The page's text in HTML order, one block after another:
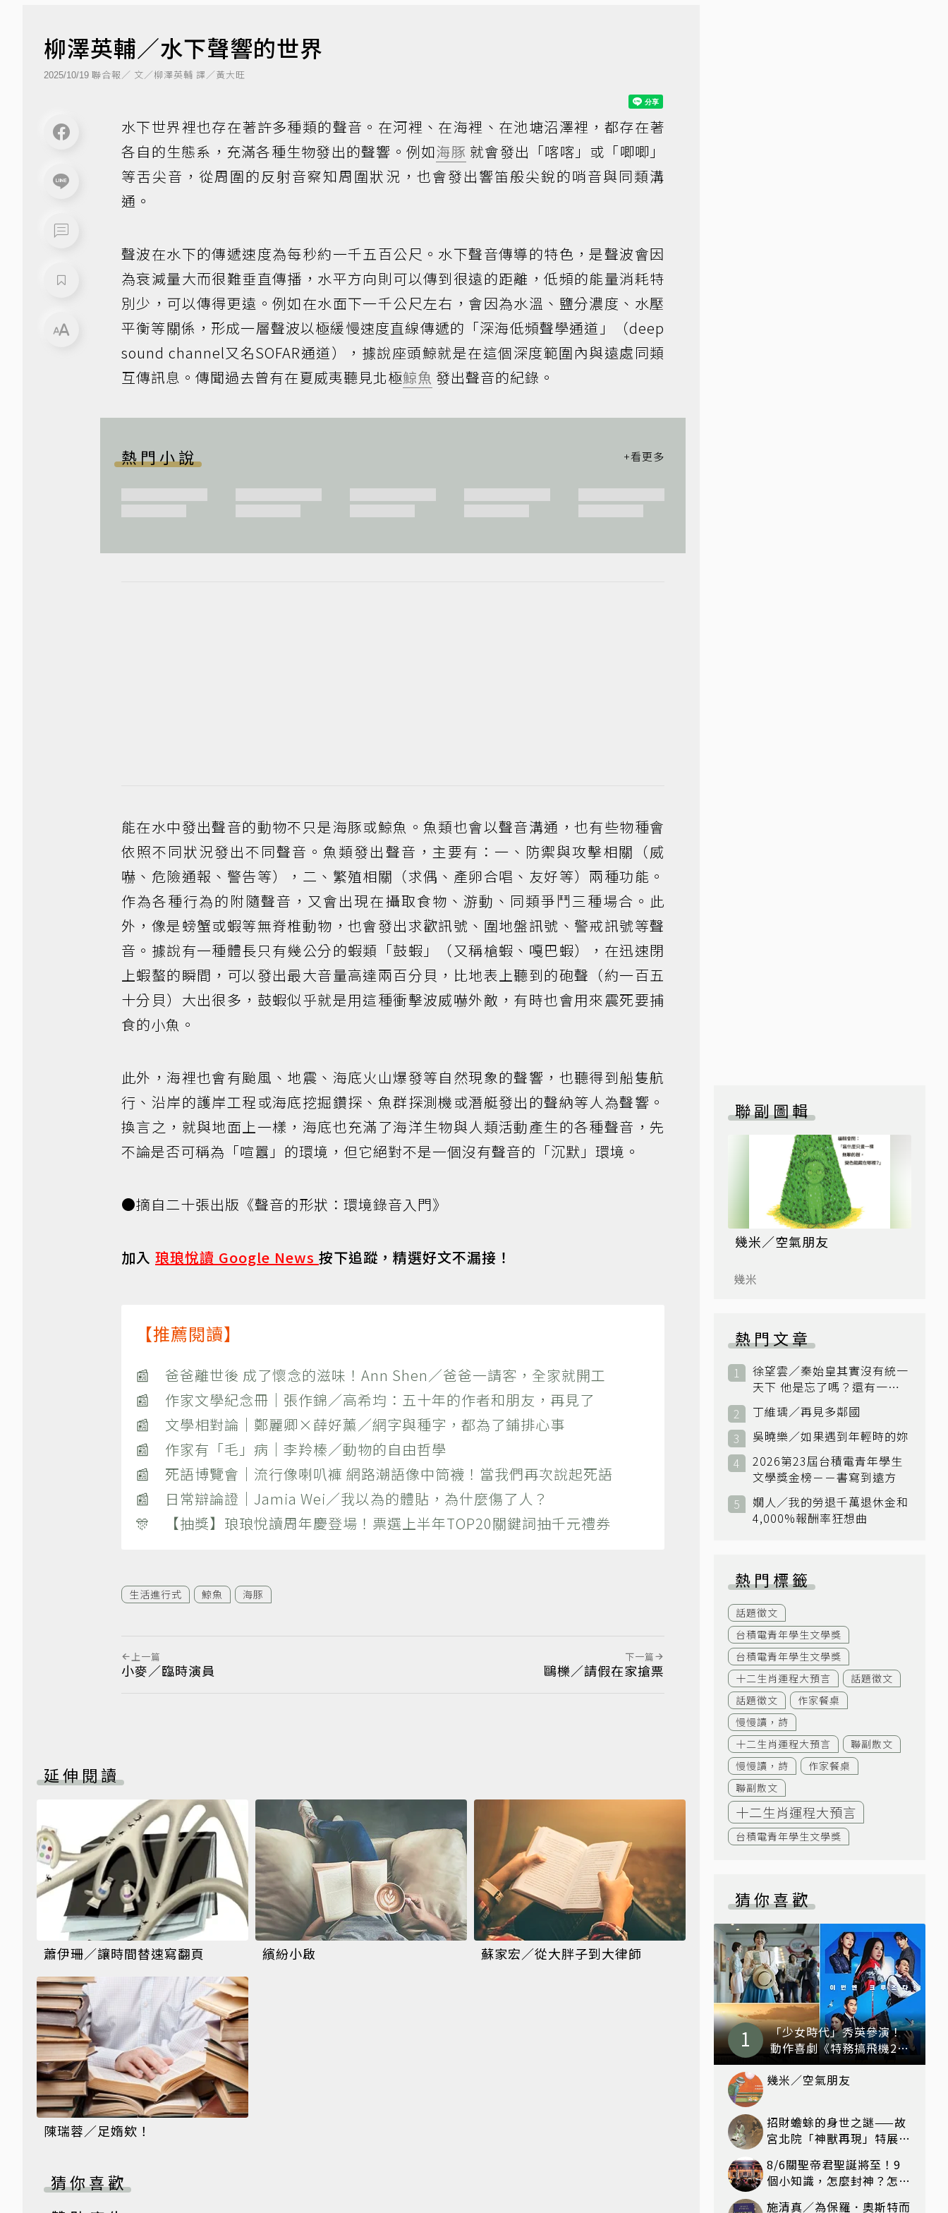
柳澤英輔／水下聲響的世界
2025/10/19 聯合報／ 文／柳澤英輔 譯／黃大旺
水下世界裡也存在著許多種類的聲音。在河裡、在海裡、在池塘沼澤裡，都存在著
各自的生態系，充滿各種生物發出的聲響。例如海豚 就會發出「喀喀」或「唧唧」
等舌尖音，從周圍的反射音察知周圍狀況，也會發出響笛般尖銳的哨音與同類溝
通。
聲波在水下的傳遞速度為每秒約一千五百公尺。水下聲音傳導的特色，是聲波會因
為衰減量大而很難垂直傳播，水平方向則可以傳到很遠的距離，低頻的能量消耗特
別少，可以傳得更遠。例如在水面下一千公尺左右，會因為水溫、鹽分濃度、水壓
平衡等關係，形成一層聲波以極緩慢速度直線傳遞的「深海低頻聲學通道」（deep
sound channel又名SOFAR通道），據說座頭鯨就是在這個深度範圍內與遠處同類
互傳訊息。傳聞過去曾有在夏威夷聽見北極鯨魚 發出聲音的紀錄。
熱門小說
能在水中發出聲音的動物不只是海豚或鯨魚。魚類也會以聲音溝通，也有些物種會
依照不同狀況發出不同聲音。魚類發出聲音，主要有：一、防禦與攻擊相關（威
嚇、危險通報、警告等），二、繁殖相關（求偶、產卵合唱、友好等）兩種功能。
作為各種行為的附隨聲音，又會出現在攝取食物、游動、同類爭鬥三種場合。此
外，像是螃蟹或蝦等無脊椎動物，也會發出求歡訊號、圍地盤訊號、警戒訊號等聲
音。據說有一種體長只有幾公分的蝦類「鼓蝦」（又稱槍蝦、嘎巴蝦），在迅速閉
上蝦螯的瞬間，可以發出最大音量高達兩百分貝，比地表上聽到的砲聲（約一百五
十分貝）大出很多，鼓蝦似乎就是用這種衝擊波威嚇外敵，有時也會用來震死要捕
食的小魚。
此外，海裡也會有颱風、地震、海底火山爆發等自然現象的聲響，也聽得到船隻航
行、沿岸的護岸工程或海底挖掘鑽探、魚群探測機或潛艇發出的聲納等人為聲響。
換言之，就與地面上一樣，海底也充滿了海洋生物與人類活動產生的各種聲音，先
不論是否可稱為「喧囂」的環境，但它絕對不是一個沒有聲音的「沉默」環境。
●摘自二十張出版《聲音的形狀：環境錄音入門》
加入 琅琅悅讀 Google News 按下追蹤，精選好文不漏接！
【推薦閱讀】
📰 爸爸離世後 成了懷念的滋味！Ann Shen／爸爸一請客，全家就開工
📰 作家文學紀念冊｜張作錦／高希均：五十年的作者和朋友，再見了
📰 文學相對論｜鄭麗卿×薛好薰／網字與種字，都為了鋪排心事
📰 作家有「毛」病｜李羚榛／動物的自由哲學
📰 死語博覽會｜流行像喇叭褲 網路潮語像中筒襪！當我們再次說起死語
📰 日常辯論證｜Jamia Wei／我以為的體貼，為什麼傷了人？
🎊 【抽獎】琅琅悅讀周年慶登場！票選上半年TOP20關鍵詞抽千元禮券
生活進行式 鯨魚 海豚
上一篇
小麥／臨時演員
下一篇
鷗櫟／請假在家搶票
延伸閱讀
蕭伊珊／讓時間替速寫翻頁 繽紛小啟 蘇家宏／從大胖子到大律師
陳瑞蓉／足媠欸！
猜你喜歡
聯副圖輯
幾米／空氣朋友
幾米
熱門文章
徐望雲／秦始皇其實沒有統一
天下 他是忘了嗎？還有一個
小國：衛國
丁維瑀／再見多鄰國
吳曉樂／如果遇到年輕時的妳
2026第23屆台積電青年學生
文學獎金榜－－書寫到遠方
嫺人／我的勞退千萬退休金和
4,000%報酬率狂想曲
熱門標籤
話題徵文
台積電青年學生文學獎
台積電青年學生文學獎
十二生肖運程大預言
話題徵文
話題徵文
作家餐桌
慢慢讀，詩
十二生肖運程大預言
聯副散文
慢慢讀，詩
作家餐桌
聯副散文
十二生肖運程大預言
台積電青年學生文學獎
猜你喜歡
「少女時代」秀英參演！
動作喜劇《特務搞飛機2》
8月上映
幾米／空氣朋友
招財蟾蜍的身世之謎——故
宮北院「神獸再現」特展看
8/6關聖帝君聖誕將至！9
個小知識，怎麼封神？怎麼
施清真／為保羅．奧斯特而